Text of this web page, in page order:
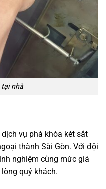
nhà
vụ phá khóa két sắt
thành Sài Gòn. Với đội
nghiệm cùng mức giá
quý khách.